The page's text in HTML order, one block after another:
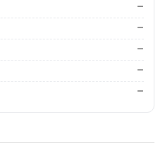
—
—
—
—
—